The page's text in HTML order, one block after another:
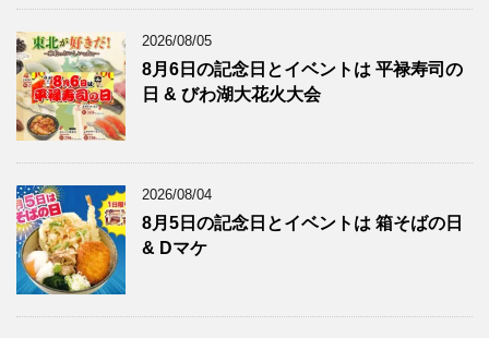
2026/08/05
8月6日の記念日とイベントは 平禄寿司の
日 & びわ湖大花火大会
2026/08/04
8月5日の記念日とイベントは 箱そばの日
& Dマケ